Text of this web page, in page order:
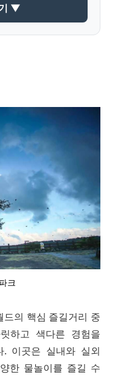
▼
크
의 핵심 즐길거리 중
하고 색다른 경험을
. 이곳은 실내와 실외
한 물놀이를 즐길 수